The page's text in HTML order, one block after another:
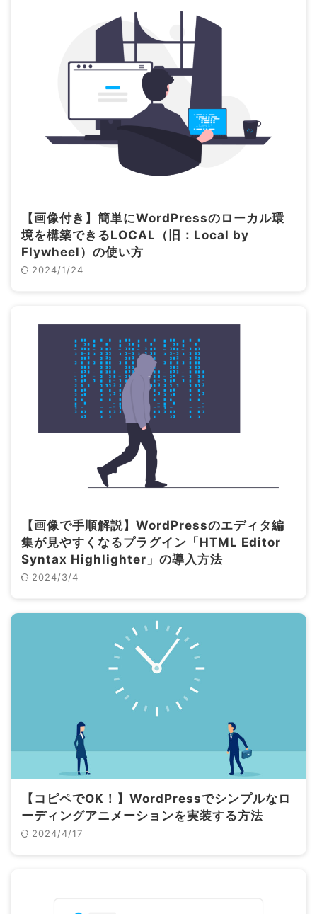
【画像付き】簡単にWordPressのローカル環
境を構築できるLOCAL（旧：Local by
Flywheel）の使い方
2024/1/24
【画像で手順解説】WordPressのエディタ編
集が見やすくなるプラグイン「HTML Editor
Syntax Highlighter」の導入方法
2024/3/4
【コピペでOK！】WordPressでシンプルなロ
ーディングアニメーションを実装する方法
2024/4/17